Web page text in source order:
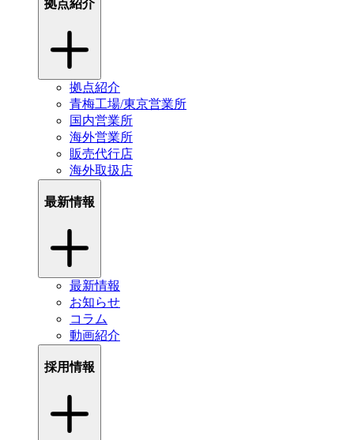
拠点紹介
拠点紹介
青梅工場/東京営業所
国内営業所
海外営業所
販売代行店
海外取扱店
最新情報
最新情報
お知らせ
コラム
動画紹介
採用情報